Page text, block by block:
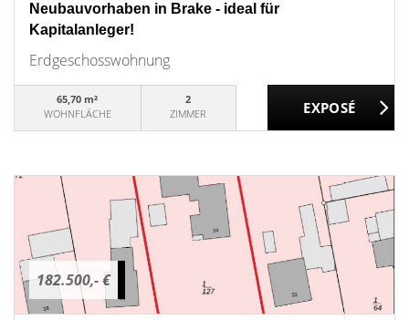
Neubauvorhaben in Brake - ideal für
Kapitalanleger!
Erdgeschosswohnung
65,70 m²
WOHNFLÄCHE
2
ZIMMER
182.500,- €